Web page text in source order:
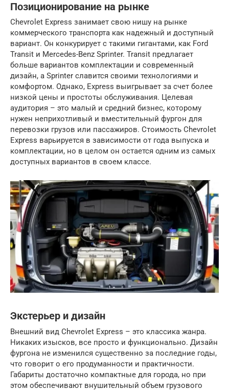
Позиционирование на рынке
Chevrolet Express занимает свою нишу на рынке
коммерческого транспорта как надежный и доступный
вариант. Он конкурирует с такими гигантами, как Ford
Transit и Mercedes-Benz Sprinter. Transit предлагает
больше вариантов комплектации и современный
дизайн, а Sprinter славится своими технологиями и
комфортом. Однако, Express выигрывает за счет более
низкой цены и простоты обслуживания. Целевая
аудитория – это малый и средний бизнес, которому
нужен неприхотливый и вместительный фургон для
перевозки грузов или пассажиров. Стоимость Chevrolet
Express варьируется в зависимости от года выпуска и
комплектации, но в целом он остается одним из самых
доступных вариантов в своем классе.
Экстерьер и дизайн
Внешний вид Chevrolet Express – это классика жанра.
Никаких изысков, все просто и функционально. Дизайн
фургона не изменился существенно за последние годы,
что говорит о его продуманности и практичности.
Габариты достаточно компактные для города, но при
этом обеспечивают внушительный объем грузового